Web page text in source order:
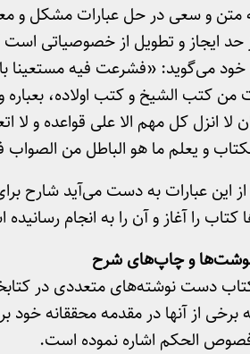
متن و سعی در حل عبارات مشکل و
حد ایجاز و تطویل از خصوصیاتی
می‌گوید: «فشرعت فیه مستعینا
من کتب الشیخ و کتب اولاده،
لا انزل کل مهم الا علی قواعده و لا
و یعلم ما هو الباطل من
از این عبارات به دست می‌آید شارح
کتاب را آغاز و آن را به انجام
و چاپ‌های شرح
دست نوشته‌های متعددی در
برخی از آنها در مقدمه محققانه
الحکم اشاره نموده است.